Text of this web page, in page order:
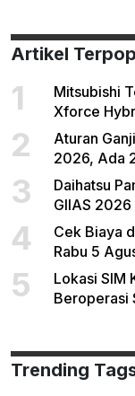
Artikel
1
Mitsubishi
Xforce
2
Aturan
2026, Ada
3
Daihatsu
GIIAS 2026
4
Cek Biaya
Rabu 5
5
Lokasi SIM
Beroperasi
Trending